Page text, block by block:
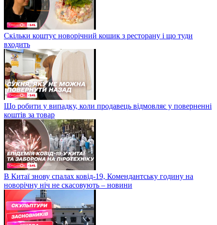
Скільки коштує новорічний кошик з ресторану і що туди
входить
Що робити у випадку, коли продавець відмовляє у поверненні
коштів за товар
В Китаї знову спалах ковід-19, Комендантську годину на
новорічну ніч не скасовують – новини